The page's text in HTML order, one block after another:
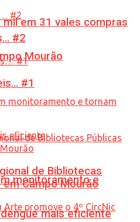
mil em 31 vales compras
Mourão
monitoramento e
mais eficiente
#2
#1
de Bibliotecas
Campo Mourão